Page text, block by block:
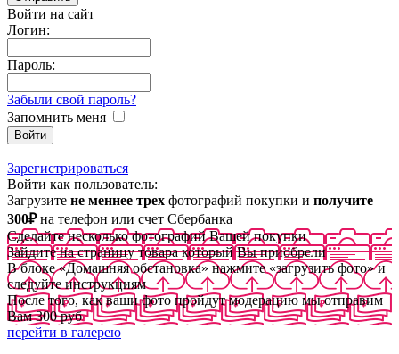
Войти на сайт
Логин:
Пароль:
Забыли свой пароль?
Запомнить меня
Зарегистрироваться
Войти как пользователь:
Загрузите не меннее трех фотографий покупки и получите
300₽на телефон или счет Сбербанка
Сделайте несколько фотографий Вашей покупки
Зайдите на страницу товара который Вы приобрели
В блоке «Домашняя обстановка» нажмите «загрузить фото» и
следуйте инструкциям
После того, как ваши фото пройдут модерацию мы отправим
Вам 300 руб
перейти в галерею